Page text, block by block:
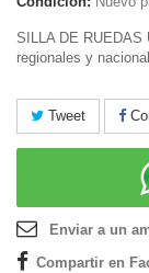
SILLA DE RUEDAS
regionales y
Tweet
Enviar a un
Compartir en